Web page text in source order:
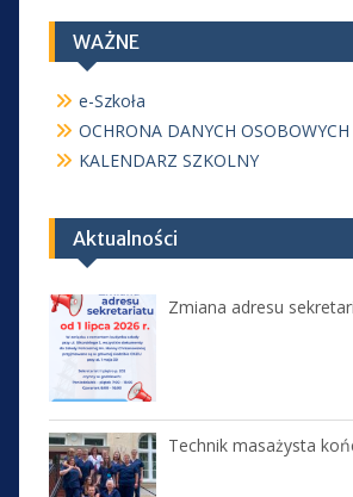
WAŻNE
e-Szkoła
OCHRONA DANYCH OSOBOWYCH
KALENDARZ SZKOLNY
Aktualności
Zmiana adresu
Technik masażysta